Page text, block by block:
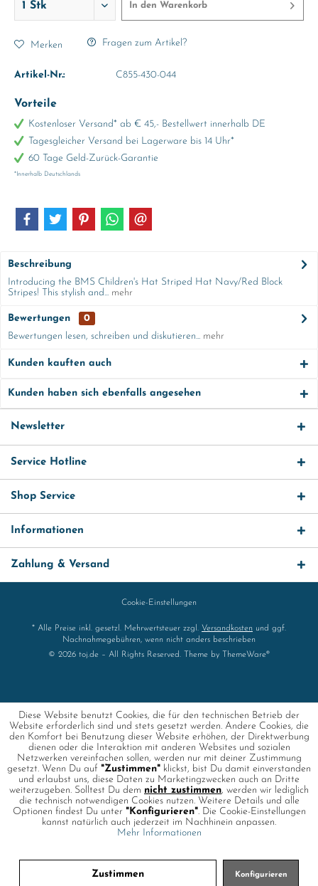
In den Warenkorb
Merken Fragen zum Artikel?
Artikel-Nr.: C855-430-044
Vorteile
Kostenloser Versand* ab € 45,- Bestellwert innerhalb DE
Tagesgleicher Versand bei Lagerware bis 14 Uhr*
60 Tage Geld-Zurück-Garantie
*Innerhalb Deutschlands
Beschreibung
Introducing the BMS Children's Hat Striped Hat Navy/Red Block
Stripes! This stylish and... mehr
Bewertungen
0
Bewertungen lesen, schreiben und diskutieren... mehr
Kunden kauften auch
Kunden haben sich ebenfalls angesehen
Newsletter
Service Hotline
Shop Service
Informationen
Zahlung & Versand
Cookie-Einstellungen
* Alle Preise inkl. gesetzl. Mehrwertsteuer zzgl. Versandkosten und ggf.
Nachnahmegebühren, wenn nicht anders beschrieben
© 2026 toj.de – All Rights Reserved. Theme by
ThemeWare®
Diese Website benutzt Cookies, die für den technischen Betrieb der
Website erforderlich sind und stets gesetzt werden. Andere Cookies, die
den Komfort bei Benutzung dieser Website erhöhen, der Direktwerbung
dienen oder die Interaktion mit anderen Websites und sozialen
Netzwerken vereinfachen sollen, werden nur mit deiner Zustimmung
gesetzt. Wenn Du auf "Zustimmen" klickst, bist Du damit einverstanden
und erlaubst uns, diese Daten zu Marketingzwecken auch an Dritte
weiterzugeben. Solltest Du dem nicht zustimmen, werden wir lediglich
die technisch notwendigen Cookies nutzen. Weitere Details und alle
Optionen findest Du unter "Konfigurieren". Die Cookie-Einstellungen
kannst natürlich auch jederzeit im Nachhinein anpassen.
Mehr Informationen
Zustimmen Konfigurieren